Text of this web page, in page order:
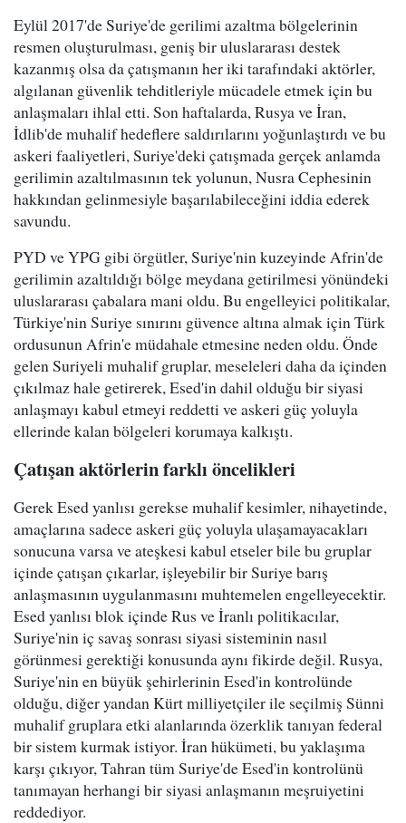
Eylül 2017'de Suriye'de gerilimi azaltma bölgelerinin
resmen oluşturulması, geniş bir uluslararası destek
kazanmış olsa da çatışmanın her iki tarafındaki aktörler,
algılanan güvenlik tehditleriyle mücadele etmek için bu
anlaşmaları ihlal etti. Son haftalarda, Rusya ve İran,
İdlib'de muhalif hedeflere saldırılarını yoğunlaştırdı ve bu
askeri faaliyetleri, Suriye'deki çatışmada gerçek anlamda
gerilimin azaltılmasının tek yolunun, Nusra Cephesinin
hakkından gelinmesiyle başarılabileceğini iddia ederek
savundu.
PYD ve YPG gibi örgütler, Suriye'nin kuzeyinde Afrin'de
gerilimin azaltıldığı bölge meydana getirilmesi yönündeki
uluslararası çabalara mani oldu. Bu engelleyici politikalar,
Türkiye'nin Suriye sınırını güvence altına almak için Türk
ordusunun Afrin'e müdahale etmesine neden oldu. Önde
gelen Suriyeli muhalif gruplar, meseleleri daha da içinden
çıkılmaz hale getirerek, Esed'in dahil olduğu bir siyasi
anlaşmayı kabul etmeyi reddetti ve askeri güç yoluyla
ellerinde kalan bölgeleri korumaya kalkıştı.
Çatışan aktörlerin farklı öncelikleri
Gerek Esed yanlısı gerekse muhalif kesimler, nihayetinde,
amaçlarına sadece askeri güç yoluyla ulaşamayacakları
sonucuna varsa ve ateşkesi kabul etseler bile bu gruplar
içinde çatışan çıkarlar, işleyebilir bir Suriye barış
anlaşmasının uygulanmasını muhtemelen engelleyecektir.
Esed yanlısı blok içinde Rus ve İranlı politikacılar,
Suriye'nin iç savaş sonrası siyasi sisteminin nasıl
görünmesi gerektiği konusunda aynı fikirde değil. Rusya,
Suriye'nin en büyük şehirlerinin Esed'in kontrolünde
olduğu, diğer yandan Kürt milliyetçiler ile seçilmiş Sünni
muhalif gruplara etki alanlarında özerklik tanıyan federal
bir sistem kurmak istiyor. İran hükümeti, bu yaklaşıma
karşı çıkıyor, Tahran tüm Suriye'de Esed'in kontrolünü
tanımayan herhangi bir siyasi anlaşmanın meşruiyetini
reddediyor.